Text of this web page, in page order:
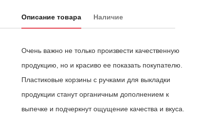
Описание товара Наличие
Очень важно не только произвести качественную
продукцию, но и красиво ее показать покупателю.
Пластиковые корзины с ручками для выкладки
продукции станут органичным дополнением к
выпечке и подчеркнут ощущение качества и вкуса.